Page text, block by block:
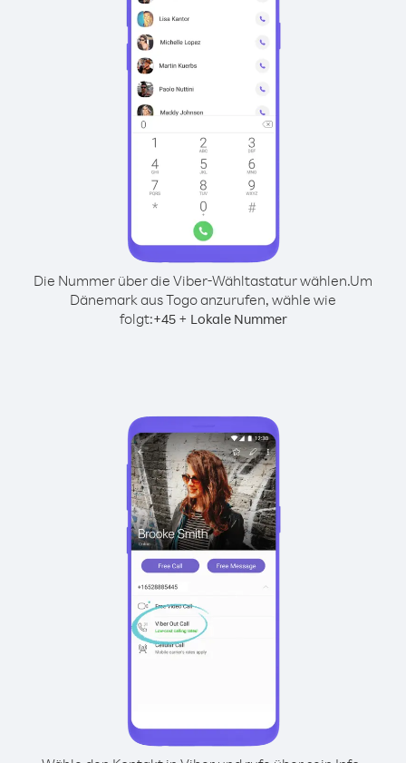
Die Nummer über die Viber-Wähltastatur wählen.Um
Dänemark aus Togo anzurufen, wähle wie
folgt:+45+ Lokale Nummer